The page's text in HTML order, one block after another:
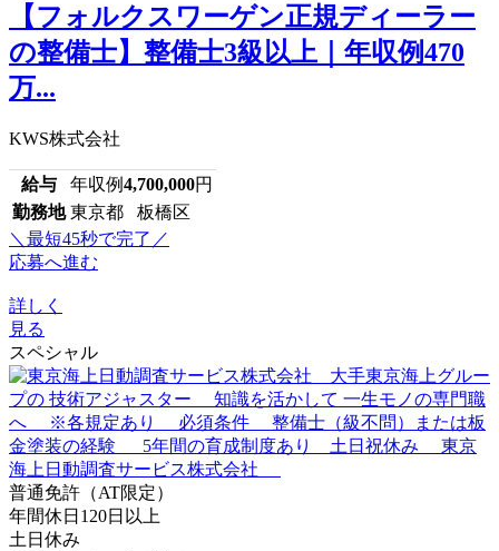
【フォルクスワーゲン正規ディーラー
の整備士】整備士3級以上｜年収例470
万...
KWS株式会社
給与 年収例4,700,000円
勤務地 東京都 板橋区
＼最短45秒で完了／
応募へ進む
詳しく
見る
スペシャル
普通免許（AT限定）
年間休日120日以上
土日休み